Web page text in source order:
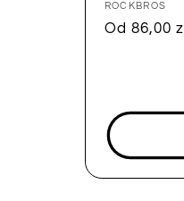
Dostawca:
ROCKBROS
Cena
Od 86,00 zl